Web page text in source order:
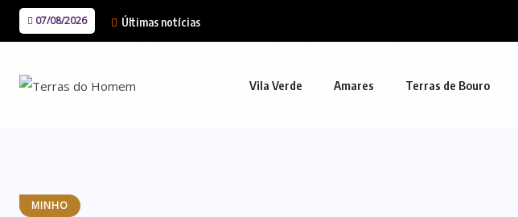
07/08/2026 Últimas notícias
Vila Verde Amares Terras de Bouro
MINHO